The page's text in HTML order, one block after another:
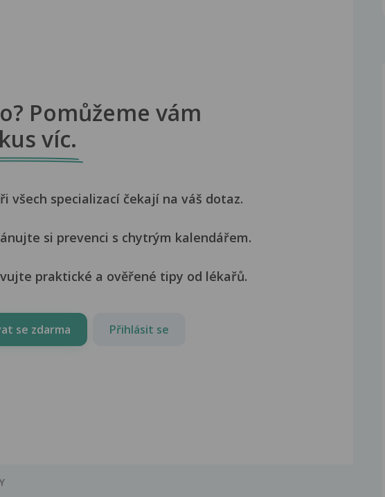
Pomůžeme vám
víc.
všech specializací čekají na váš dotaz.
si prevenci s chytrým kalendářem.
praktické a ověřené tipy od lékařů.
se zdarma Přihlásit se